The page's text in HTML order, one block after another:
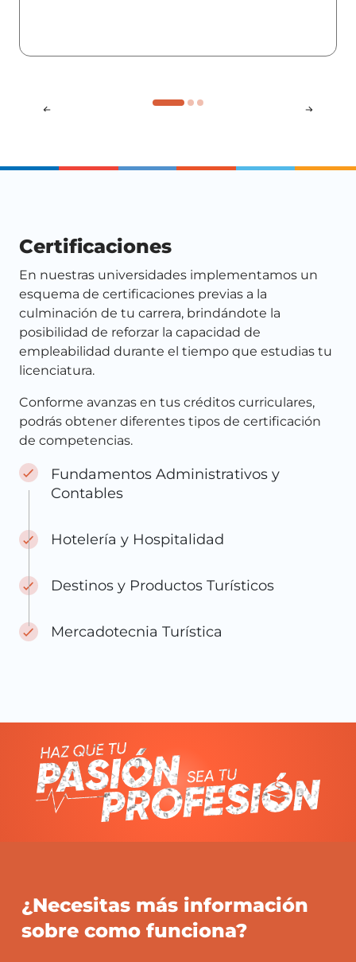
la industria del turismo.
Certificaciones
En nuestras universidades implementamos un
esquema de certificaciones previas a la
culminación de tu carrera, brindándote la
posibilidad de reforzar la capacidad de
empleabilidad durante el tiempo que estudias tu
licenciatura.
Conforme avanzas en tus créditos curriculares,
podrás obtener diferentes tipos de certificación
de competencias.
Fundamentos Administrativos y
Contables
Hotelería y Hospitalidad
Destinos y Productos Turísticos
Mercadotecnia Turística
¿Necesitas más información
sobre como funciona?